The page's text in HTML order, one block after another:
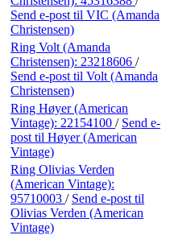
Send e-post til VIC (Amanda
Christensen)
Ring Volt (Amanda
Christensen): 23218606 /
Send e-post til Volt (Amanda
Christensen)
Ring Høyer (American
Vintage): 22154100 / Send e-
post til Høyer (American
Vintage)
Ring Olivias Verden
(American Vintage):
95710003 / Send e-post til
Olivias Verden (American
Vintage)